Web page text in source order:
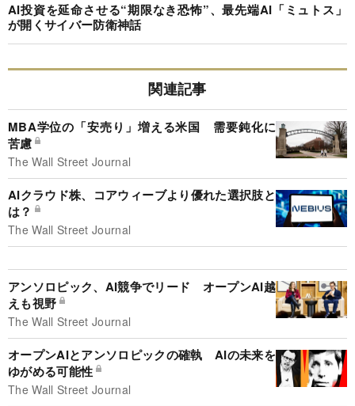
AI投資を延命させる“期限なき恐怖”、最先端AI「ミュトス」
が開くサイバー防衛神話
関連記事
MBA学位の「安売り」増える米国 需要鈍化に
苦慮
The Wall Street Journal
AIクラウド株、コアウィーブより優れた選択肢と
は？
The Wall Street Journal
アンソロピック、AI競争でリード オープンAI越
えも視野
The Wall Street Journal
オープンAIとアンソロピックの確執 AIの未来を
ゆがめる可能性
The Wall Street Journal